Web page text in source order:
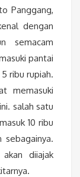
Panggang,
dengan
semacam
pantai
ribu rupiah.
memasuki
salah satu
10 ribu
diiajak